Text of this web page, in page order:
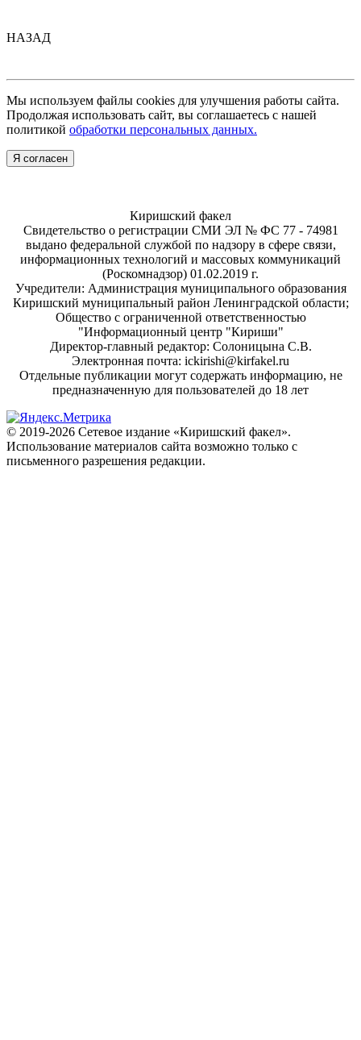
НАЗАД
Мы используем файлы cookies для улучшения работы сайта.
Продолжая использовать сайт, вы соглашаетесь с нашей
политикой обработки персональных данных.
Я согласен
Киришский факел
Свидетельство о регистрации СМИ ЭЛ № ФС 77 - 74981
выдано федеральной службой по надзору в сфере связи,
информационных технологий и массовых коммуникаций
(Роскомнадзор) 01.02.2019 г.
Учредители: Администрация муниципального образования
Киришский муниципальный район Ленинградской области;
Общество с ограниченной ответственностью
"Информационный центр "Кириши"
Директор-главный редактор: Солоницына С.В.
Электронная почта: ickirishi@kirfakel.ru
Отдельные публикации могут содержать информацию, не
предназначенную для пользователей до 18 лет
© 2019-2026 Сетевое издание «Киришский факел».
Использование материалов сайта возможно только с
письменного разрешения редакции.